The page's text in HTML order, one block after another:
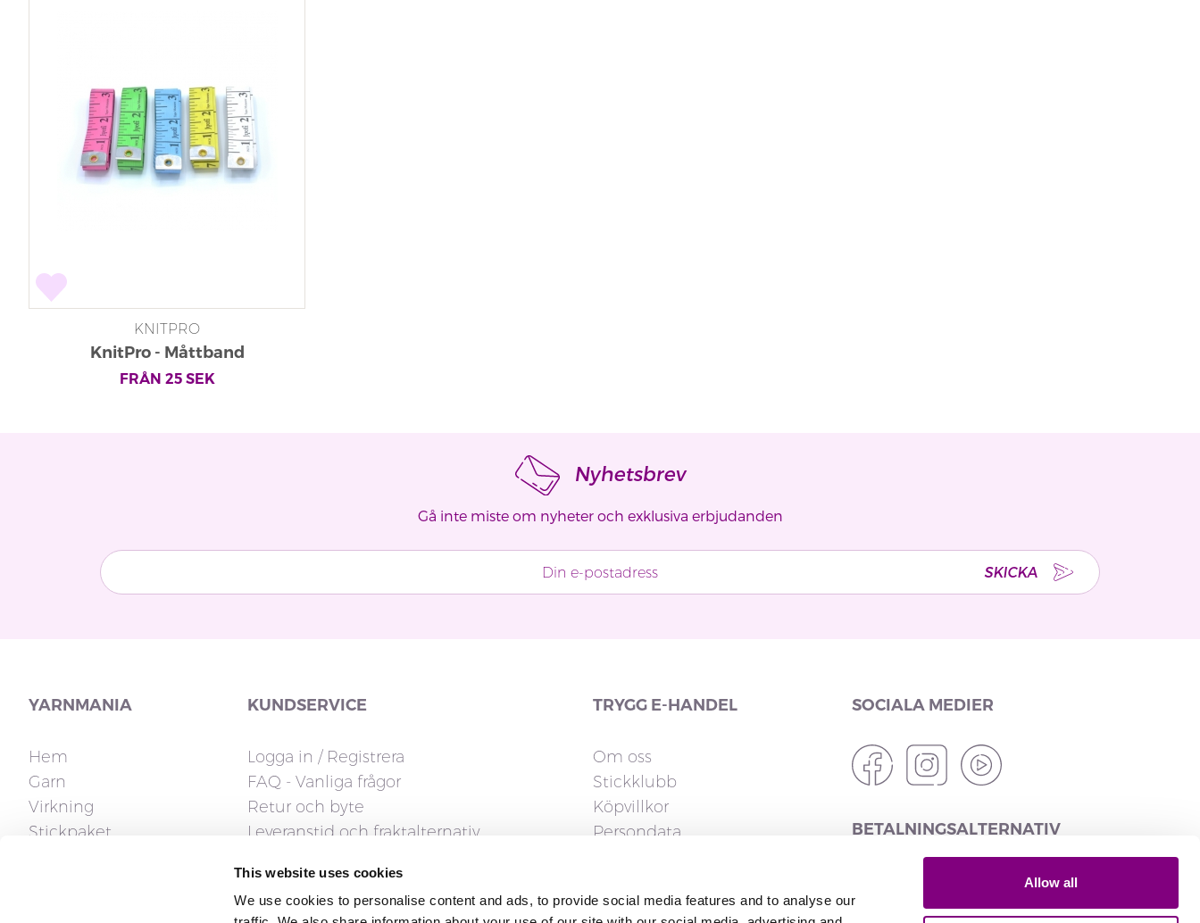
This website uses cookies
We use cookies to personalise content and ads, to provide social media features and to analyse our
Allow all
KNITPRO
KnitPro - Måttband
FRÅN 25SEK
Nyhetsbrev
Gå inte miste om nyheter och exklusiva erbjudanden
SKICKA
YARNMANIA
Hem
Garn
Virkning
Stickpaket
KUNDSERVICE
Logga in / Registrera
FAQ - Vanliga frågor
Retur och byte
Leveranstid och fraktalternativ
Reklamation och ångerrätt
Kontakta oss
TRYGG E-HANDEL
Om oss
Stickklubb
Köpvillkor
Persondata
SOCIALA MEDIER
BETALNINGSALTERNATIV